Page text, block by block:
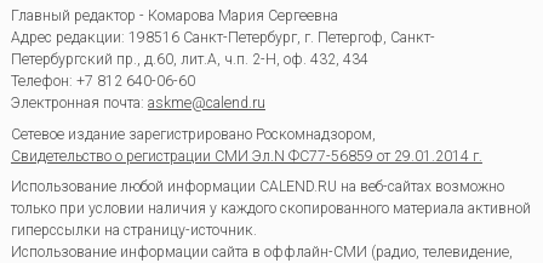
Главный редактор - Комарова Мария Сергеевна
Адрес редакции: 198516 Санкт-Петербург, г. Петергоф, Санкт-
Петербургский пр., д.60, лит.А, ч.п. 2-Н, оф. 432, 434
Телефон: +7 812 640-06-60
Электронная почта: askme@calend.ru
Сетевое издание зарегистрировано Роскомнадзором,
Свидетельство о регистрации СМИ Эл.N ФС77-56859 от 29.01.2014 г.
Использование любой информации CALEND.RU на веб-сайтах возможно
только при условии наличия у каждого скопированного материала активной
гиперссылки на страницу-источник.
Использование информации сайта в оффлайн-СМИ (радио, телевидение,